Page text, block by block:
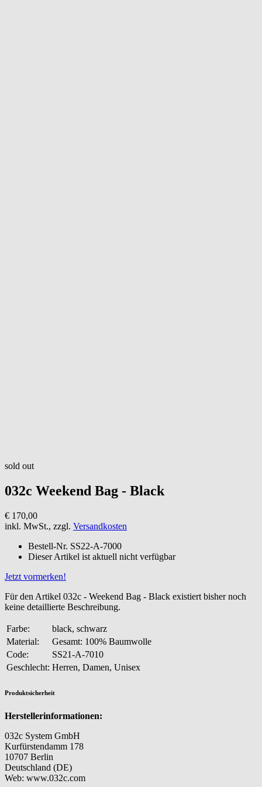
sold out
032c Weekend Bag - Black
€ 170,00
inkl. MwSt., zzgl. Versandkosten
Bestell-Nr. SS22-A-7000
Dieser Artikel ist aktuell nicht verfügbar
Jetzt vormerken!
Für den Artikel 032c - Weekend Bag - Black existiert bisher noch
keine detaillierte Beschreibung.
Farbe:
black, schwarz
Material:
Gesamt: 100% Baumwolle
Code:
SS21-A-7010
Geschlecht: Herren, Damen, Unisex
Produktsicherheit
Herstellerinformationen:
032c System GmbH
Kurfürstendamm 178
10707 Berlin
Deutschland (DE)
Web: www.032c.com